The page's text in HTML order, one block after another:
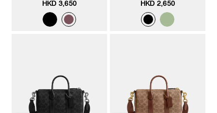
HKD 3,650 HKD 2,650